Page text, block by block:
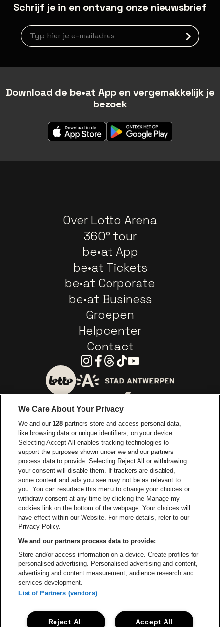
Schrijf je in en ontvang onze nieuwsbrief
Nieuwsbrief aanmelding
Download de be•at App en vergemakkelijk je
bezoek
Over Lotto Arena
360° tour
be•at App
be•at Tickets
be•at Corporate
be•at Business
Groepen
Helpcenter
Contact
Instagram
Facebook
Threads
TiktokYoutube
Ga naar de website van
Ga naar de website van Europcar
Ga naar de
Ga naar de website van Coca-Cola
Ga naar de website van
Ga naar
Ga naar de website van Champagne
Ga naar de website
Ga naar de website van Het
Ga naar de
Lotto Arena is een deel vanbe•at
Lotto Arena
Be-At Venues
Schijnpoortweg 119, 2170 Antwerpen
BTW (BE) 0461.051.688 - RPR Antwerpen
BNP Paribas Fortis - IBAN: BE93 2200 4925 0067 - BIC:
GEBABEBB
We Care About Your Privacy
We and our128 partners store and access personal data,
like browsing data or unique identifiers, on your device.
Selecting Accept All enables tracking technologies to
support the purposes shown under we and our partners
process data to provide. Selecting Reject All or withdrawing
your consent will disable them. If trackers are disabled,
some content and ads you see may not be as relevant to
you. You can resurface this menu to change your choices or
withdraw consent at any time by clicking the Manage my
cookies link on the bottom of the webpage. Your choices will
have effect within our Website. For more details, refer to our
Privacy Policy.
We and our partners process data to provide:
Store and/or access information on a device. Create profiles for
personalised advertising. Personalised advertising and content,
advertising and content measurement, audience research and
services development.
List of Partners (vendors)
Accept All
Reject All